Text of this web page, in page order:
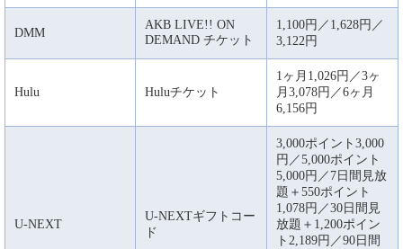
DMM
AKB LIVE!! ON
DEMAND チケット
1,100円／1,628円／
3,122円
Hulu Huluチケット
1ヶ月1,026円／3ヶ
月3,078円／6ヶ月
6,156円
U-NEXT
U-NEXTギフトコー
ド
3,000ポイント3,000
円／5,000ポイント
5,000円／7日間見放
題＋550ポイント
1,078円／30日間見
放題＋1,200ポイン
ト2,189円／90日間